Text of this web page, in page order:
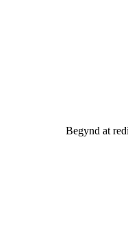
Begynd at